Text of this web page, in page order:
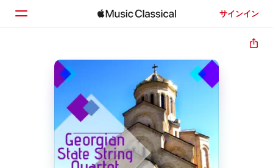
サインイン
ホーム
見つける